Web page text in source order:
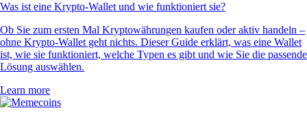
Was ist eine Krypto-Wallet und wie funktioniert sie?
Ob Sie zum ersten Mal Kryptowährungen kaufen oder aktiv handeln –
ohne Krypto-Wallet geht nichts. Dieser Guide erklärt, was eine Wallet
ist, wie sie funktioniert, welche Typen es gibt und wie Sie die passende
Lösung auswählen.
Learn more